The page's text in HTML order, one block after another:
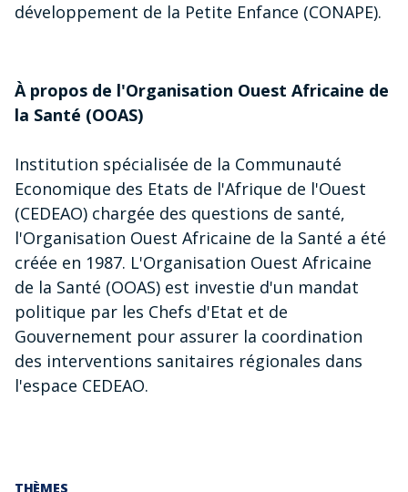
développement de la Petite Enfance (CONAPE).
À propos de l'Organisation Ouest Africaine de
la Santé (OOAS)
Institution spécialisée de la Communauté
Economique des Etats de l'Afrique de l'Ouest
(CEDEAO) chargée des questions de santé,
l'Organisation Ouest Africaine de la Santé a été
créée en 1987. L'Organisation Ouest Africaine
de la Santé (OOAS) est investie d'un mandat
politique par les Chefs d'Etat et de
Gouvernement pour assurer la coordination
des interventions sanitaires régionales dans
l'espace CEDEAO.
THÈMES